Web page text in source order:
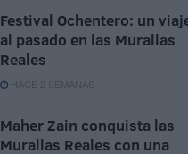
Festival Ochentero: un
al pasado en las Murallas
Reales
HACE 2 SEMANAS
Maher Zain conquista las
Murallas Reales con una